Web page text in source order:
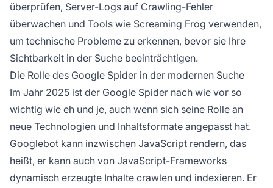
überprüfen, Server-Logs auf Crawling-Fehler
überwachen und Tools wie Screaming Frog verwenden,
um technische Probleme zu erkennen, bevor sie Ihre
Sichtbarkeit in der Suche beeinträchtigen.
Die Rolle des Google Spider in der modernen Suche
Im Jahr 2025 ist der Google Spider nach wie vor so
wichtig wie eh und je, auch wenn sich seine Rolle an
neue Technologien und Inhaltsformate angepasst hat.
Googlebot kann inzwischen JavaScript rendern, das
heißt, er kann auch von JavaScript-Frameworks
dynamisch erzeugte Inhalte crawlen und indexieren. Er